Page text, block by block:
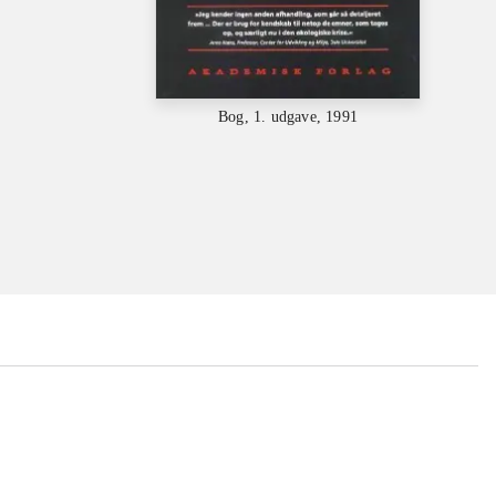
Bog, 1. udgave, 1991